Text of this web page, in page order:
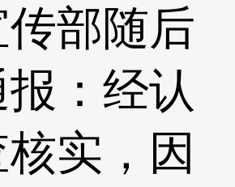
部随后
：经认
实，因